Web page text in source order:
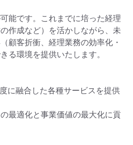
能です。これまでに培った経理
作成など）を活かしながら、未
顧客折衝、経理業務の効率化・
る環境を提供いたします。
に融合した各種サービスを提供
最適化と事業価値の最大化に貢